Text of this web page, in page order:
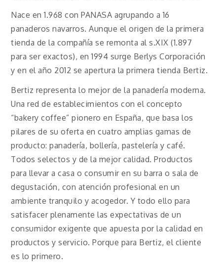
Nace en 1.968 con PANASA agrupando a 16
panaderos navarros. Aunque el origen de la primera
tienda de la compañía se remonta al s.XIX (1.897
para ser exactos), en 1994 surge Berlys Corporación
y en el año 2012 se apertura la primera tienda Bertiz.
Bertiz representa lo mejor de la panadería moderna.
Una red de establecimientos con el concepto
“bakery coffee” pionero en España, que basa los
pilares de su oferta en cuatro amplias gamas de
producto: panadería, bollería, pastelería y café.
Todos selectos y de la mejor calidad. Productos
para llevar a casa o consumir en su barra o sala de
degustación, con atención profesional en un
ambiente tranquilo y acogedor. Y todo ello para
satisfacer plenamente las expectativas de un
consumidor exigente que apuesta por la calidad en
productos y servicio. Porque para Bertiz, el cliente
es lo primero.